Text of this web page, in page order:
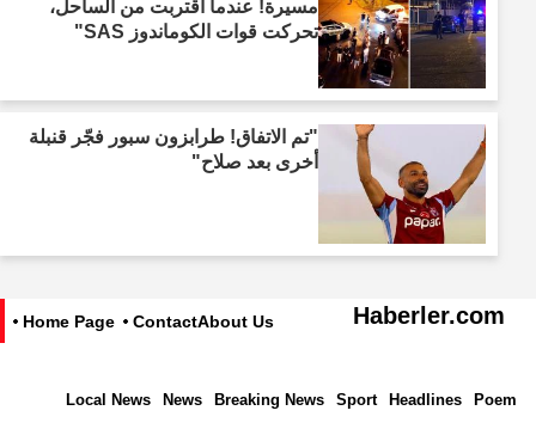
مسيرة! عندما اقتربت من الساحل،
تحركت قوات الكوماندوز SAS"
"تم الاتفاق! طرابزون سبور فجّر قنبلة
أخرى بعد صلاح"
Haberler.com
About Us
Contact
Home Page
Poem
Headlines
Sport
Breaking News
News
Local News